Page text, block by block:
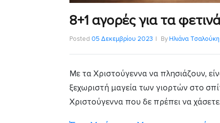
8+1 αγορές για τα
Posted 05 Δεκεμβρίου 2023 ByΗλιάνα Τσαλούκη
Με τα Χριστούγεννα να πλησιάζουν,
ξεχωριστή μαγεία των γιορτών στο
Χριστούγεννα που δε πρέπει να χάσετε.